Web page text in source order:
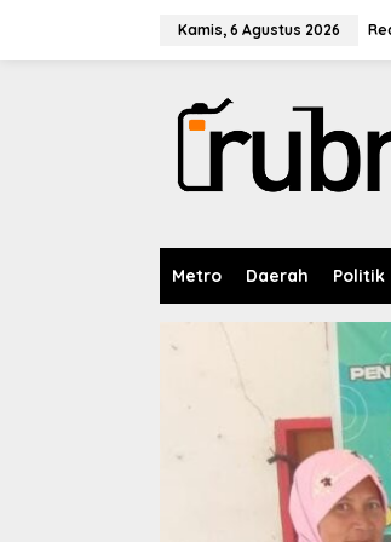
Kamis, 6 Agustus 2026
Metro Daerah Politik